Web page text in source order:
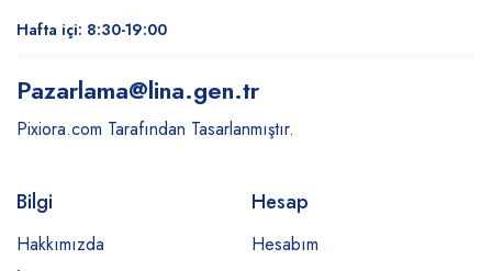
Hafta içi: 8:30-19:00
Pazarlama@lina.gen.tr
Pixiora.com Tarafından Tasarlanmıştır.
Bilgi
Hakkımızda
Hesap
Hesabım